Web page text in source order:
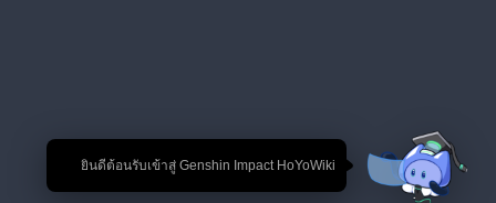
🎉 ยินดีต้อนรับเข้าสู่ Genshin Impact HoYoWiki